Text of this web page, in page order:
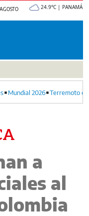
24.9°C | PANAMÁ
Mundial 2026 Terremoto
a
al